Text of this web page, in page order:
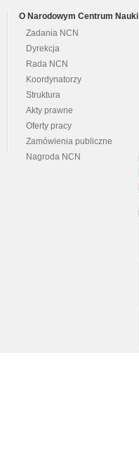
O Narodowym Centrum Nauki
Zadania NCN
Dyrekcja
Rada NCN
Koordynatorzy
Struktura
Akty prawne
Oferty pracy
Zamówienia publiczne
Nagroda NCN